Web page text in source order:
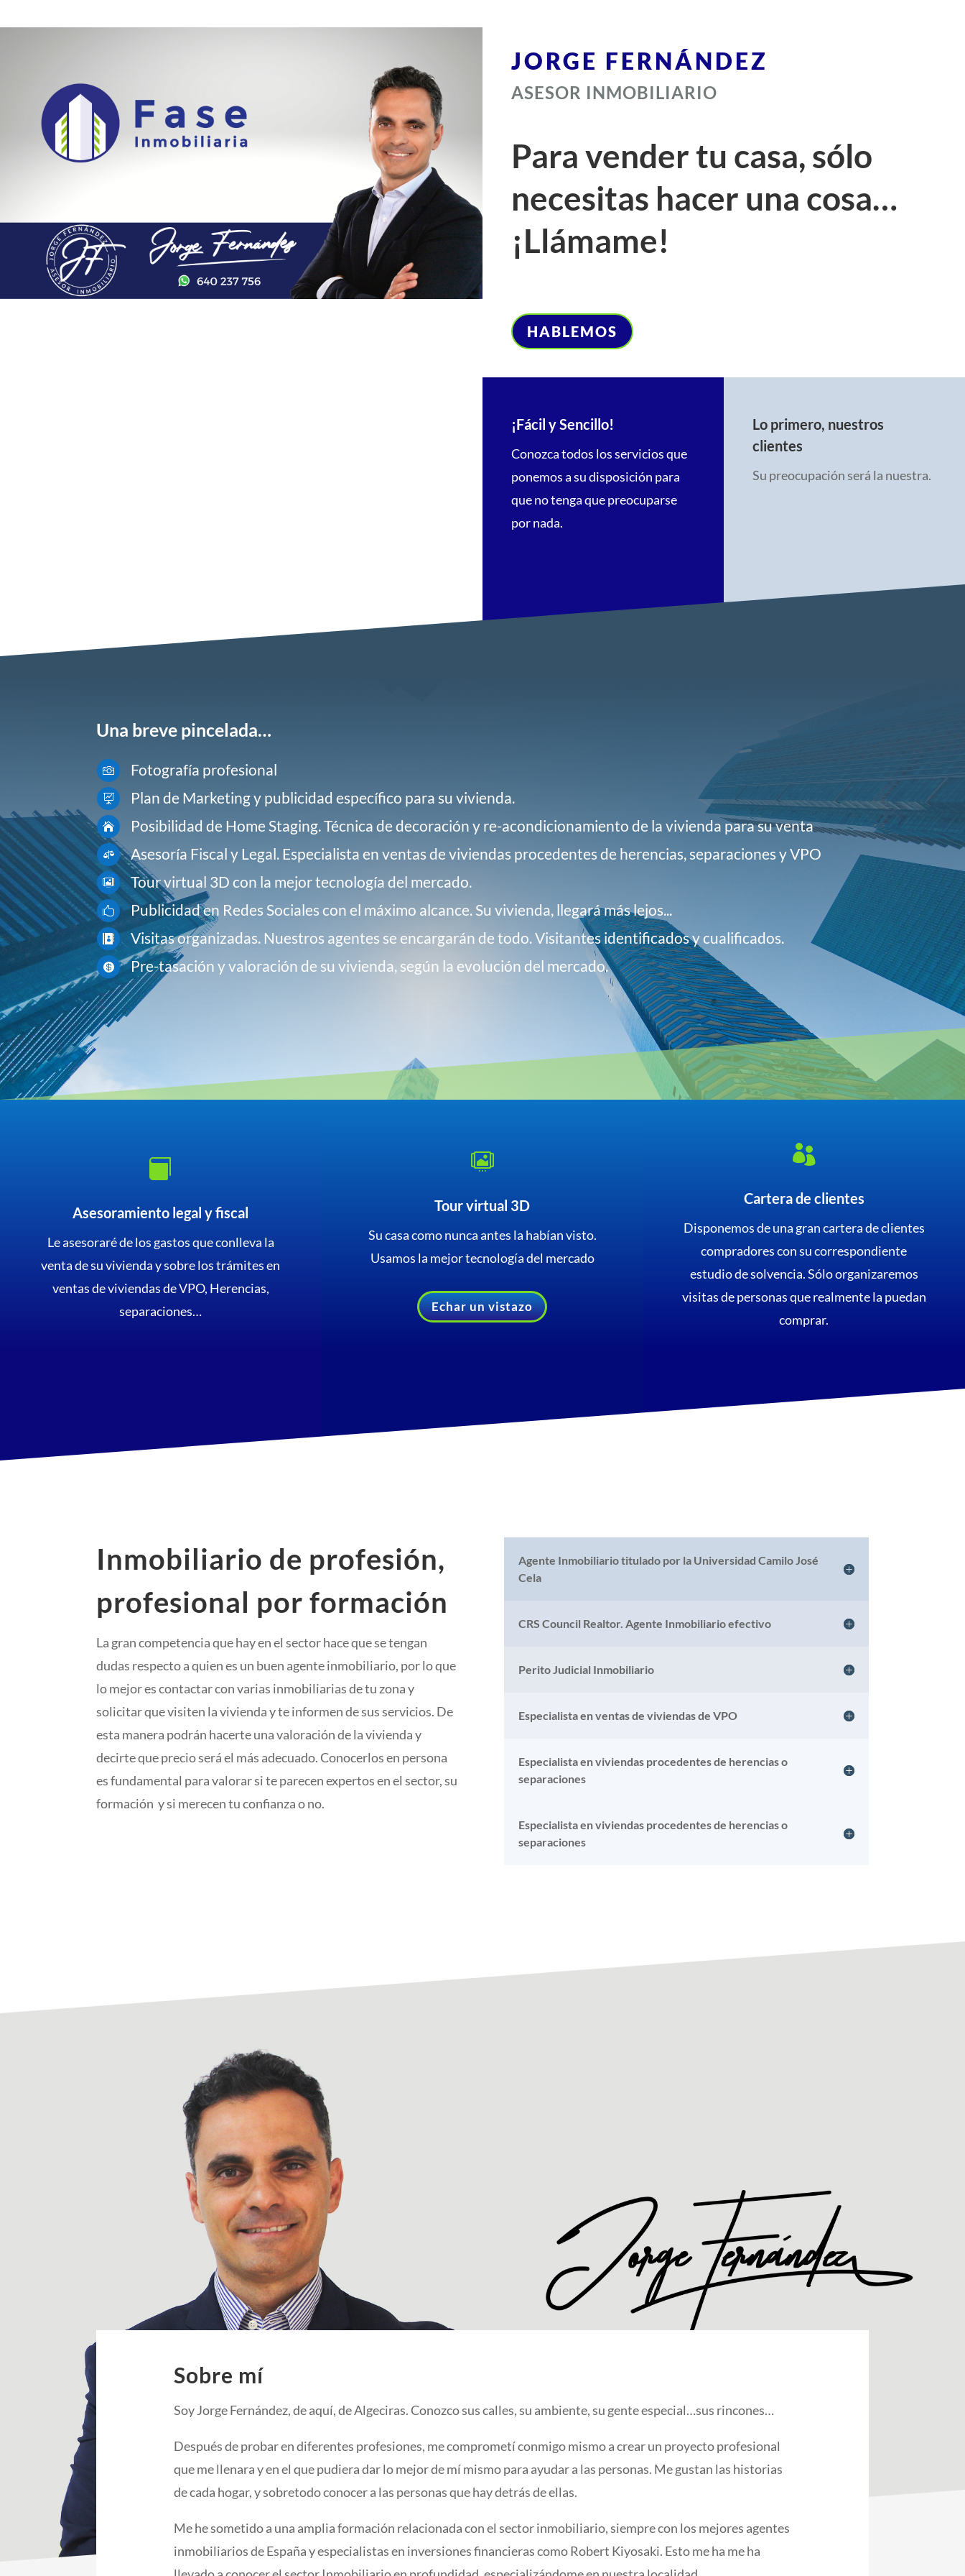
JORGE FERNÁNDEZ
ASESOR INMOBILIARIO
Para vender tu casa, sólo
necesitas hacer una cosa…
¡Llámame!
HABLEMOS
¡Fácil y Sencillo!
Conozca todos los servicios que
ponemos a su disposición para
que no tenga que preocuparse
por nada.
Lo primero, nuestros
clientes
Su preocupación será la nuestra.
Una breve pincelada…
 Fotografía profesional
 Plan de Marketing y publicidad específico para su vivienda.
 Posibilidad de Home Staging. Técnica de decoración y re-acondicionamiento de la vivienda para su venta
 Asesoría Fiscal y Legal. Especialista en ventas de viviendas procedentes de herencias, separaciones y VPO
 Tour virtual 3D con la mejor tecnología del mercado.
 Publicidad en Redes Sociales con el máximo alcance. Su vivienda, llegará más lejos...
 Visitas organizadas. Nuestros agentes se encargarán de todo. Visitantes identificados y cualificados.
 Pre-tasación y valoración de su vivienda, según la evolución del mercado.

Asesoramiento legal y fiscal
Le asesoraré de los gastos que conlleva la
venta de su vivienda y sobre los trámites en
ventas de viviendas de VPO, Herencias,
separaciones…

Tour virtual 3D
Su casa como nunca antes la habían visto.
Usamos la mejor tecnología del mercado
Echar un vistazo

Cartera de clientes
Disponemos de una gran cartera de clientes
compradores con su correspondiente
estudio de solvencia. Sólo organizaremos
visitas de personas que realmente la puedan
comprar.
Inmobiliario de profesión,
profesional por formación
La gran competencia que hay en el sector hace que se tengan
dudas respecto a quien es un buen agente inmobiliario, por lo que
lo mejor es contactar con varias inmobiliarias de tu zona y
solicitar que visiten la vivienda y te informen de sus servicios. De
esta manera podrán hacerte una valoración de la vivienda y
decirte que precio será el más adecuado. Conocerlos en persona
es fundamental para valorar si te parecen expertos en el sector, su
formación y si merecen tu confianza o no.
Agente Inmobiliario titulado por la Universidad Camilo José
Cela
CRS Council Realtor. Agente Inmobiliario efectivo
Perito Judicial Inmobiliario
Especialista en ventas de viviendas de VPO
Especialista en viviendas procedentes de herencias o
separaciones
Especialista en viviendas procedentes de herencias o
separaciones
Sobre mí
Soy Jorge Fernández, de aquí, de Algeciras. Conozco sus calles, su ambiente, su gente especial…sus rincones…
Después de probar en diferentes profesiones, me comprometí conmigo mismo a crear un proyecto profesional
que me llenara y en el que pudiera dar lo mejor de mí mismo para ayudar a las personas. Me gustan las historias
de cada hogar, y sobretodo conocer a las personas que hay detrás de ellas.
Me he sometido a una amplia formación relacionada con el sector inmobiliario, siempre con los mejores agentes
inmobiliarios de España y especialistas en inversiones financieras como Robert Kiyosaki. Esto me ha me ha